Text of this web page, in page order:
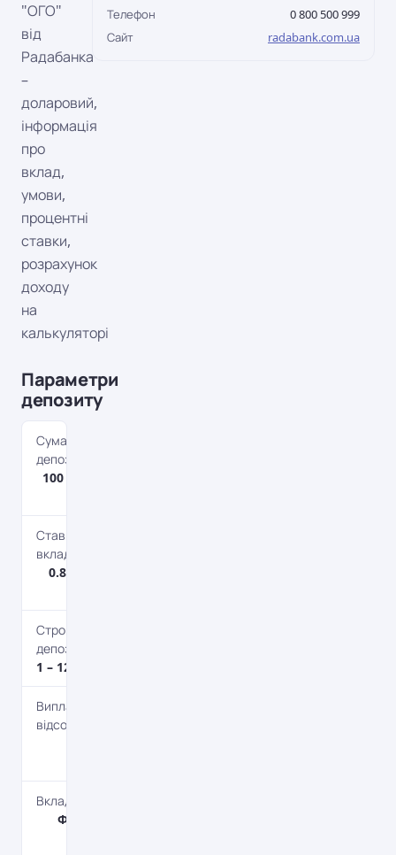
"ОГО"
від
Радабанка
–
доларовий,
інформація
про
вклад,
умови,
процентні
ставки,
розрахунок
доходу
на
калькуляторі
Параметри
депозиту
Сума
депозиту
100 – 500 000
Ставка по
вкладу
0.85 – 2.55%
Строк
депозиту
1 – 12 міс.
Виплата
відсотків
Вкладник
Фізичним
Телефон
0 800 500 999
Сайт
radabank.com.ua